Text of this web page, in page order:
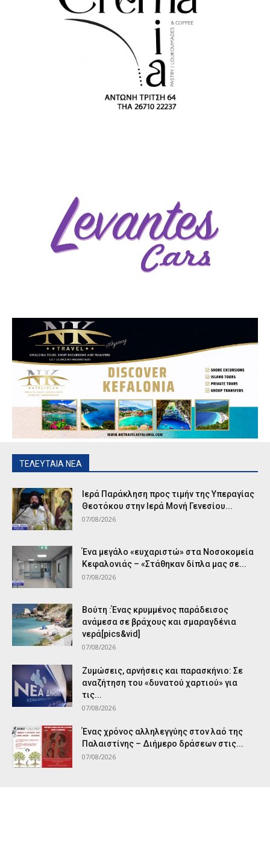
ΤΕΛΕΥΤΑΙΑ ΝΕΑ
Ιερά Παράκληση προς τιμήν της Υπεραγίας
Θεοτόκου στην Ιερά Μονή Γενεσίου...
07/08/2026
Ένα μεγάλο «ευχαριστώ» στα Νοσοκομεία
Κεφαλονιάς – «Στάθηκαν δίπλα μας σε...
07/08/2026
Βούτη :Ένας κρυμμένος παράδεισος
ανάμεσα σε βράχους και σμαραγδένια
νερά[pics&vid]
07/08/2026
Ζυμώσεις, αρνήσεις και παρασκήνιο: Σε
αναζήτηση του «δυνατού χαρτιού» για
τις...
07/08/2026
Ένας χρόνος αλληλεγγύης στον λαό της
Παλαιστίνης – Διήμερο δράσεων στις...
07/08/2026